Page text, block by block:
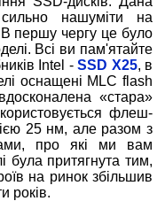
нашуміти на
В першу чергу це було
Всі ви пам'ятайте
Intel -SSD X25, в
оснащені MLC flash
«стара»
флеш-
25 нм, але разом з
про які ми вам
була притягнута тим,
на ринок збільшив
років.